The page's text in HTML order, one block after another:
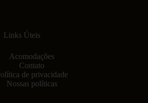
Links Úteis
Acomodações
Contato
de privacidade
Nossas políticas